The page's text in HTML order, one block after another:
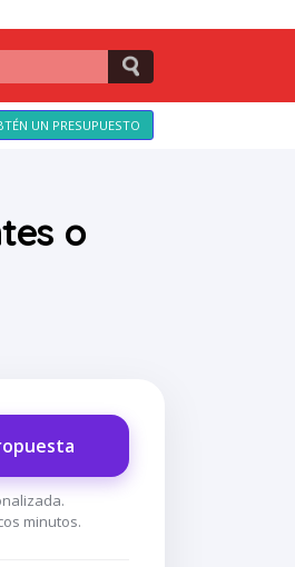
UN PRESUPUESTO
o
minutos.